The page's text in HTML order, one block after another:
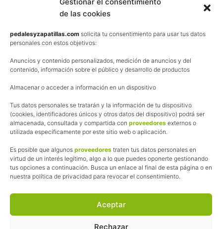
de las cookies
pedalesyzapatillas.com solicita tu consentimiento para usar tus datos
personales con estos objetivos:
Anuncios y contenido personalizados, medición de anuncios y del
contenido, información sobre el público y desarrollo de productos
Almacenar o acceder a información en un dispositivo
Tus datos personales se tratarán y la información de tu dispositivo
(cookies, identificadores únicos y otros datos del dispositivo) podrá ser
almacenada, consultada y compartida con proveedores externos o
utilizada específicamente por este sitio web o aplicación.
Es posible que algunos proveedores traten tus datos personales en
virtud de un interés legítimo, algo a lo que puedes oponerte gestionando
tus opciones a continuación. Busca un enlace al final de esta página o en
nuestra política de privacidad para revocar el consentimiento.
Aceptar
Rechazar
Términos y condiciones de venta
Política de privacidad
Política de cookies
Afiliación
La web de Pedalesyzapatillas utiliza programas de afiliación.
¿Qué significa esto?
Cuando recomiendo algún producto, pongo enlaces a tiendas
online que utilizo y, por cada compra que realizas, me llevo
una comisión sin que a ti te cueste más dinero.
Esas comisiones me permiten seguir manteniendo esta web,
las inscripciones a muchas de las marchas para después
Siempre escribo sobre productos y tiendas que he probado